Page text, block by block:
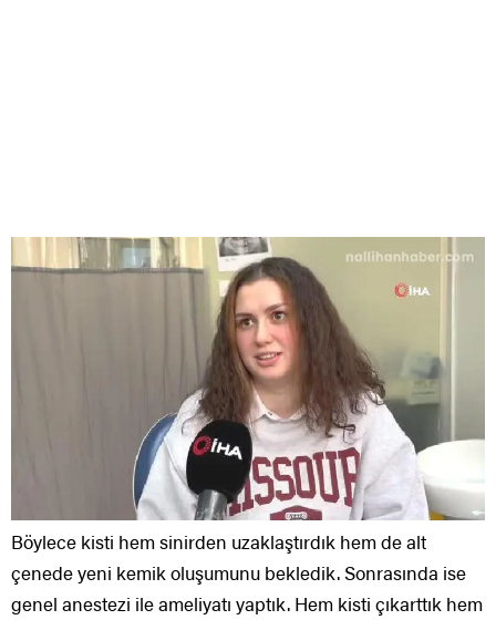
Böylece kisti hem sinirden uzaklaştırdık hem de alt
çenede yeni kemik oluşumunu bekledik. Sonrasında ise
genel anestezi ile ameliyatı yaptık. Hem kisti çıkarttık hem